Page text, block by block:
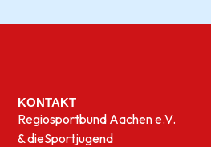
KONTAKT
Regiosportbund Aachen e.V.
& dieSportjugend